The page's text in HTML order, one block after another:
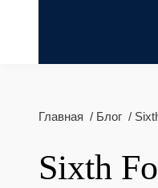
Главная Блог
Sixth